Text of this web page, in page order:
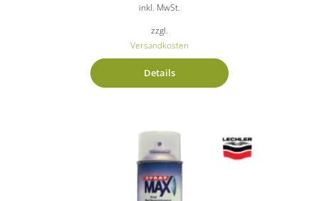
inkl. MwSt.
zzgl.
Versandkosten
Details